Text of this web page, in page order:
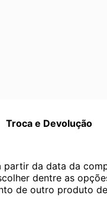
Troca e Devolução
da data da
dentre as
de outro produto